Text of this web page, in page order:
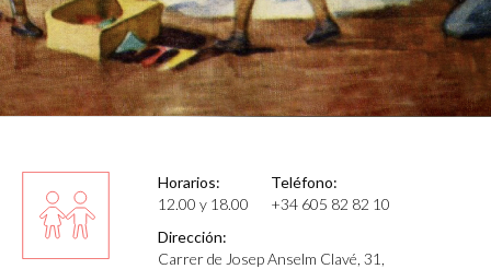
Horarios:
12.00 y 18.00
Teléfono:
+34 605 82 82 10
Dirección:
Carrer de Josep Anselm Clavé, 31,